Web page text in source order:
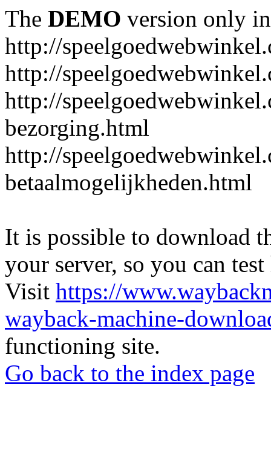
The DEMO version only
http://
http://
http://
bezorging.html
http://
betaalmogelijkheden.html
It is possible to download
your server, so you can
Visit https://
wayback-machine-
functioning site.
Go back to the index page